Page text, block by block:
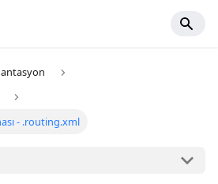
- .routing.xml